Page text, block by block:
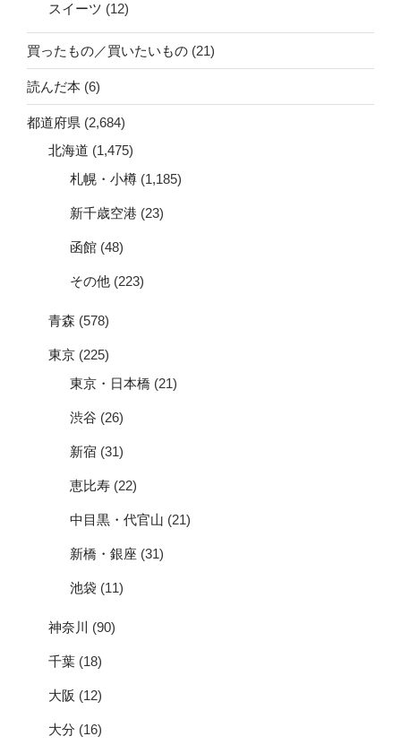
スイーツ (12)
買ったもの／買いたいもの (21)
読んだ本 (6)
都道府県 (2,684)
北海道 (1,475)
札幌・小樽 (1,185)
新千歳空港 (23)
函館 (48)
その他 (223)
青森 (578)
東京 (225)
東京・日本橋 (21)
渋谷 (26)
新宿 (31)
恵比寿 (22)
中目黒・代官山 (21)
新橋・銀座 (31)
池袋 (11)
神奈川 (90)
千葉 (18)
大阪 (12)
大分 (16)